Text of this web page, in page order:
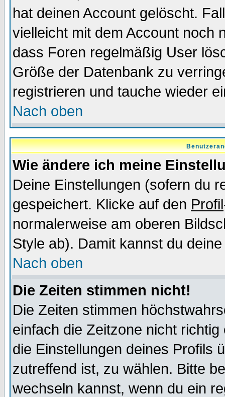
hat deinen Account gelöscht.
vielleicht mit dem Account noch
dass Foren regelmäßig User
Größe der Datenbank zu
registrieren und tauche wieder
Nach oben
Wie ändere ich meine
Deine Einstellungen (sofern du
gespeichert. Klicke auf den Profil
normalerweise am oberen
Style ab). Damit kannst du
Nach oben
Die Zeiten stimmen nicht!
Die Zeiten stimmen
einfach die Zeitzone nicht
die Einstellungen deines Profils
zutreffend ist, zu wählen. Bitte
wechseln kannst, wenn du ein